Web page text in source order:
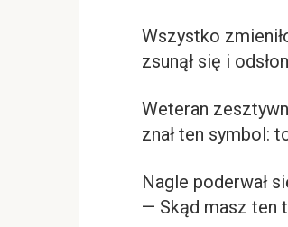
Wszystko
zsunął się i
Weteran
znał ten symbol:
Nagle poderwał
— Skąd masz ten